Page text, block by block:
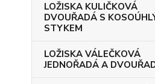
LOŽISKA KULIČKOVÁ
DVOUŘADÁ S
STYKEM
LOŽISKA VÁLEČKOVÁ
JEDNOŘADÁ A